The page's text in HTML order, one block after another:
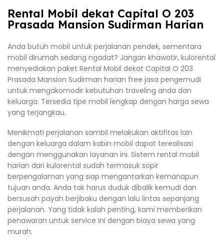
Rental Mobil dekat Capital O 203
Prasada Mansion Sudirman Harian
Anda butuh mobil untuk perjalanan pendek, sementara
mobil dirumah sedang ngadat? Jangan khawatir, kulorental
menyediakan paket Rental Mobil dekat Capital O 203
Prasada Mansion Sudirman harian free jasa pengemudi
untuk mengakomodir kebutuhan traveling anda dan
keluarga. Tersedia tipe mobil lengkap dengan harga sewa
yang terjangkau.
Menikmati perjalanan sambil melakukan aktifitas lain
dengan keluarga dalam kabin mobil dapat terealisasi
dengan menggunakan layanan ini. Sistem rental mobil
harian dari kulorental sudah termasuk sopir
berpengalaman yang siap mengantarkan kemanapun
tujuan anda. Anda tak harus duduk dibalik kemudi dan
bersusah payah berjibaku dengan lalu lintas sepanjang
perjalanan. Yang tidak kalah penting, kami memberikan
penawaran untuk service ini dengan biaya sewa yang
murah.